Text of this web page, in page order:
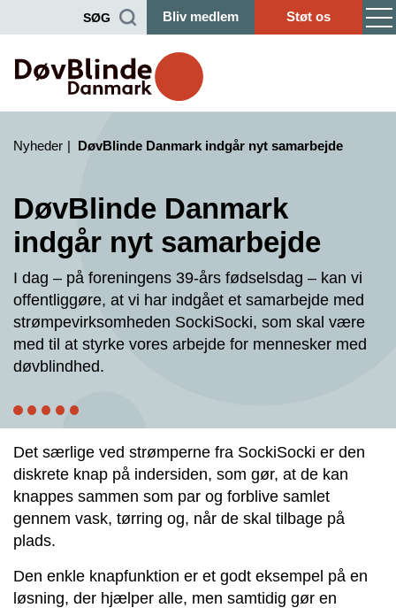
SØG Bliv medlem Støt os
Nyheder DøvBlinde Danmark indgår nyt samarbejde
DøvBlinde Danmark
indgår nyt samarbejde
I dag – på foreningens 39-års fødselsdag – kan vi
offentliggøre, at vi har indgået et samarbejde med
strømpevirksomheden SockiSocki, som skal være
med til at styrke vores arbejde for mennesker med
døvblindhed.
Det særlige ved strømperne fra SockiSocki er den
diskrete knap på indersiden, som gør, at de kan
knappes sammen som par og forblive samlet
gennem vask, tørring og, når de skal tilbage på
plads.
Den enkle knapfunktion er et godt eksempel på en
løsning, der hjælper alle, men samtidig gør en